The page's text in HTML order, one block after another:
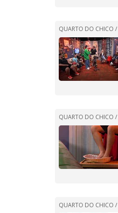
QUARTO DO CHICO /
QUARTO DO CHICO /
QUARTO DO CHICO /